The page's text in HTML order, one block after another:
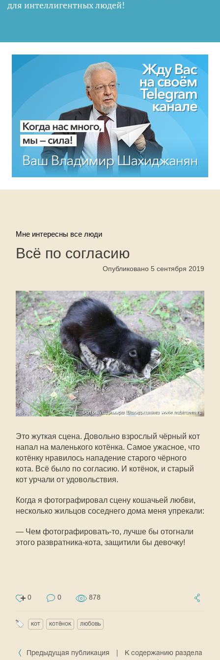
для интеллигентных людей!
Мне интересны все люди
Всё по согласию
Опубликовано 5 сентября 2019
Это жуткая сцена. Довольно взрослый чёрный кот
напал на маленького котёнка. Самое ужасное, что
котёнку нравилось нападение старого чёрного
кота. Всё было по согласию. И котёнок, и старый
кот урчали от удовольствия.
Когда я фотографировал сцену кошачьей любви,
несколько жильцов соседнего дома меня упрекали:
— Чем фотографировать-то, лучше бы отогнали
этого развратника-кота, защитили бы девочку!
0 0 878
кот котёнок любовь
Предыдущая публикация
К содержанию раздела